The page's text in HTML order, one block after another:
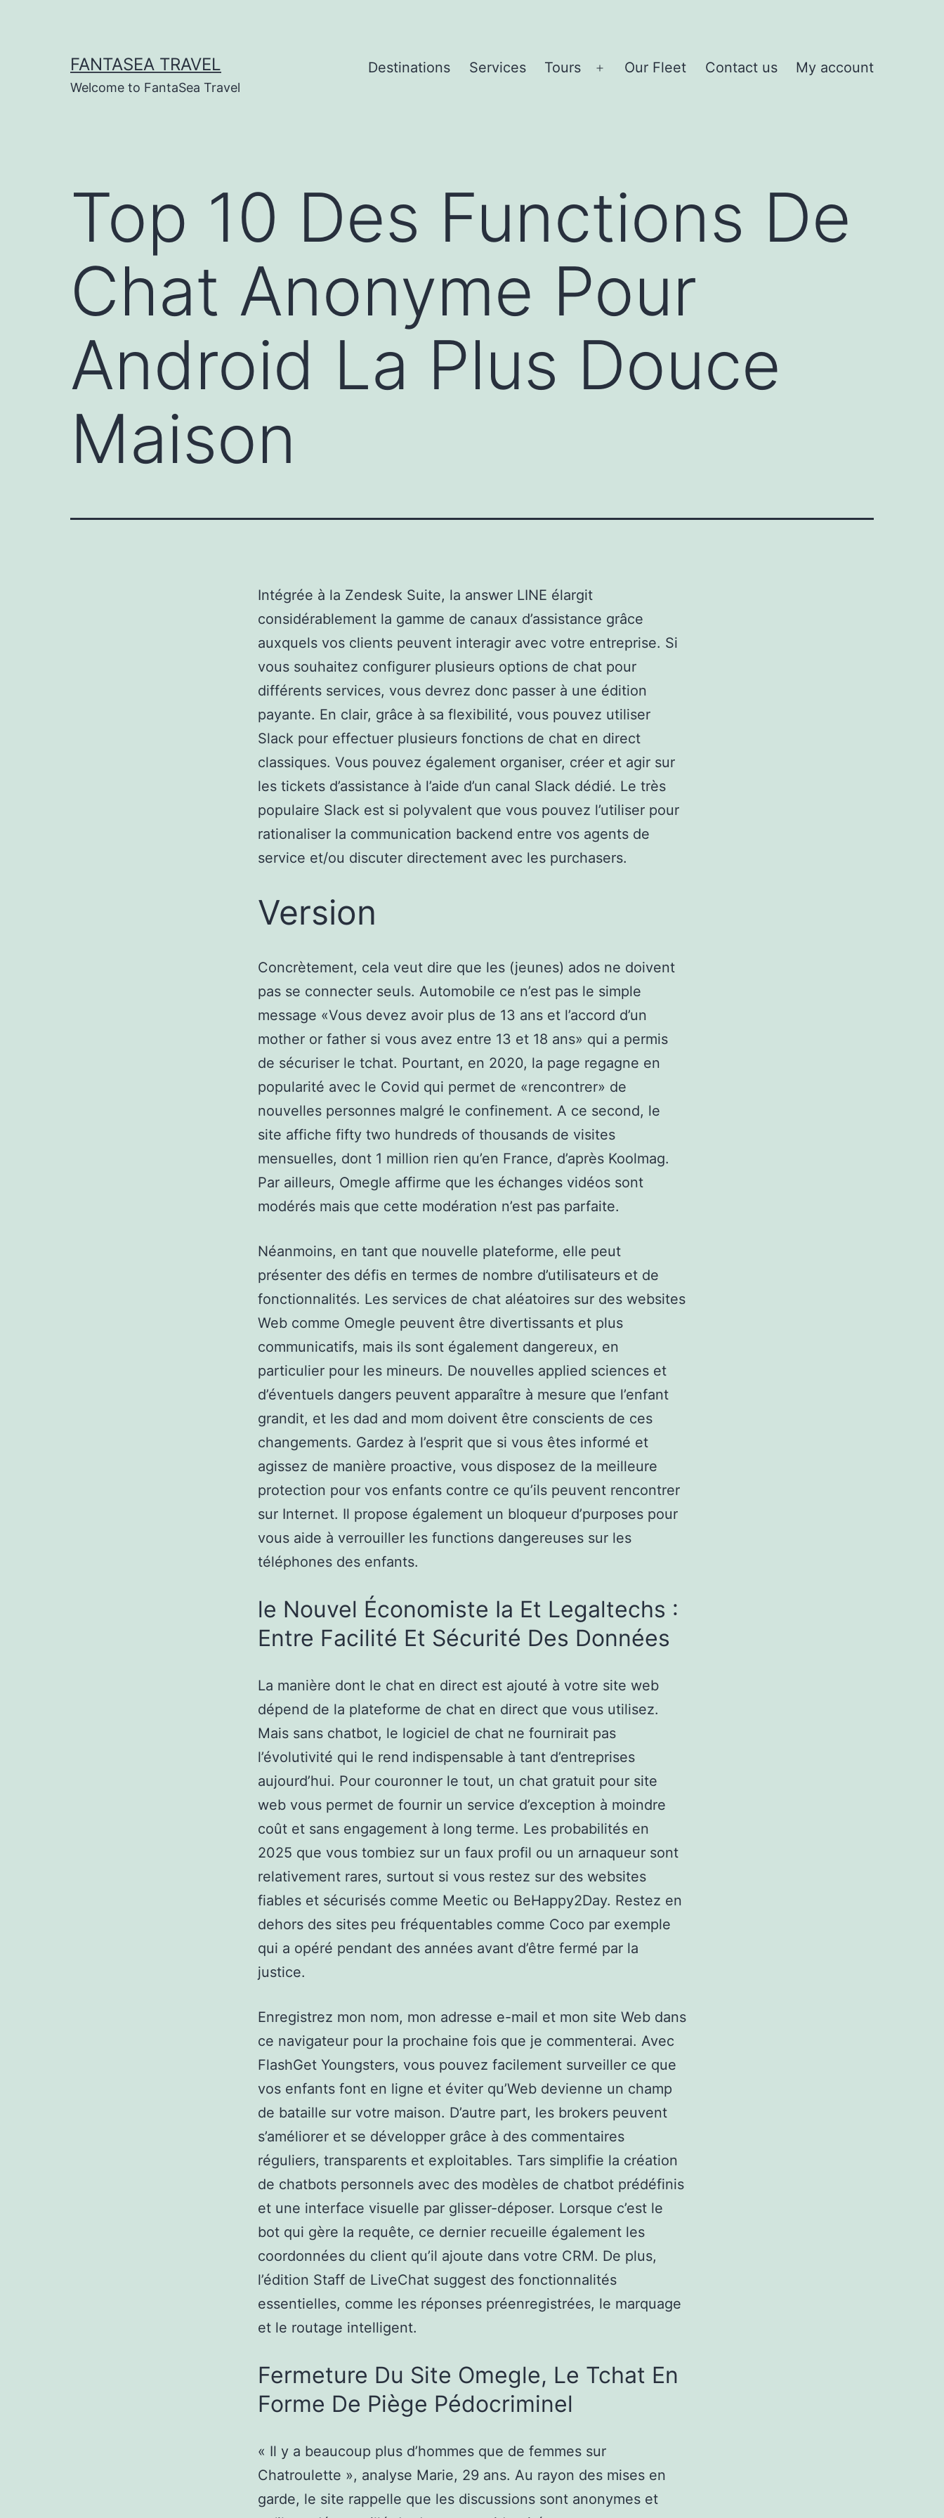
FANTASEA TRAVEL
Welcome to FantaSea Travel
Destinations Services Tours
OpenOur Fleet Contact us My account
Top 10 Des Functions De
Chat Anonyme Pour
Android La Plus Douce
Maison
Intégrée à la Zendesk Suite, la answer LINE élargit
considérablement la gamme de canaux d’assistance grâce
auxquels vos clients peuvent interagir avec votre entreprise. Si
vous souhaitez configurer plusieurs options de chat pour
différents services, vous devrez donc passer à une édition
payante. En clair, grâce à sa flexibilité, vous pouvez utiliser
Slack pour effectuer plusieurs fonctions de chat en direct
classiques. Vous pouvez également organiser, créer et agir sur
les tickets d’assistance à l’aide d’un canal Slack dédié. Le très
populaire Slack est si polyvalent que vous pouvez l’utiliser pour
rationaliser la communication backend entre vos agents de
service et/ou discuter directement avec les purchasers.
Version
Concrètement, cela veut dire que les (jeunes) ados ne doivent
pas se connecter seuls. Automobile ce n’est pas le simple
message «Vous devez avoir plus de 13 ans et l’accord d’un
mother or father si vous avez entre 13 et 18 ans» qui a permis
de sécuriser le tchat. Pourtant, en 2020, la page regagne en
popularité avec le Covid qui permet de «rencontrer» de
nouvelles personnes malgré le confinement. A ce second, le
site affiche fifty two hundreds of thousands de visites
mensuelles, dont 1 million rien qu’en France, d’après Koolmag.
Par ailleurs, Omegle affirme que les échanges vidéos sont
modérés mais que cette modération n’est pas parfaite.
Néanmoins, en tant que nouvelle plateforme, elle peut
présenter des défis en termes de nombre d’utilisateurs et de
fonctionnalités. Les services de chat aléatoires sur des websites
Web comme Omegle peuvent être divertissants et plus
communicatifs, mais ils sont également dangereux, en
particulier pour les mineurs. De nouvelles applied sciences et
d’éventuels dangers peuvent apparaître à mesure que l’enfant
grandit, et les dad and mom doivent être conscients de ces
changements. Gardez à l’esprit que si vous êtes informé et
agissez de manière proactive, vous disposez de la meilleure
protection pour vos enfants contre ce qu’ils peuvent rencontrer
sur Internet. Il propose également un bloqueur d’purposes pour
vous aide à verrouiller les functions dangereuses sur les
téléphones des enfants.
le Nouvel Économiste Ia Et Legaltechs :
Entre Facilité Et Sécurité Des Données
La manière dont le chat en direct est ajouté à votre site web
dépend de la plateforme de chat en direct que vous utilisez.
Mais sans chatbot, le logiciel de chat ne fournirait pas
l’évolutivité qui le rend indispensable à tant d’entreprises
aujourd’hui. Pour couronner le tout, un chat gratuit pour site
web vous permet de fournir un service d’exception à moindre
coût et sans engagement à long terme. Les probabilités en
2025 que vous tombiez sur un faux profil ou un arnaqueur sont
relativement rares, surtout si vous restez sur des websites
fiables et sécurisés comme Meetic ou BeHappy2Day. Restez en
dehors des sites peu fréquentables comme Coco par exemple
qui a opéré pendant des années avant d’être fermé par la
justice.
Enregistrez mon nom, mon adresse e-mail et mon site Web dans
ce navigateur pour la prochaine fois que je commenterai. Avec
FlashGet Youngsters, vous pouvez facilement surveiller ce que
vos enfants font en ligne et éviter qu’Web devienne un champ
de bataille sur votre maison. D’autre part, les brokers peuvent
s’améliorer et se développer grâce à des commentaires
réguliers, transparents et exploitables. Tars simplifie la création
de chatbots personnels avec des modèles de chatbot prédéfinis
et une interface visuelle par glisser-déposer. Lorsque c’est le
bot qui gère la requête, ce dernier recueille également les
coordonnées du client qu’il ajoute dans votre CRM. De plus,
l’édition Staff de LiveChat suggest des fonctionnalités
essentielles, comme les réponses préenregistrées, le marquage
et le routage intelligent.
Fermeture Du Site Omegle, Le Tchat En
Forme De Piège Pédocriminel
« Il y a beaucoup plus d’hommes que de femmes sur
Chatroulette », analyse Marie, 29 ans. Au rayon des mises en
garde, le site rappelle que les discussions sont anonymes et